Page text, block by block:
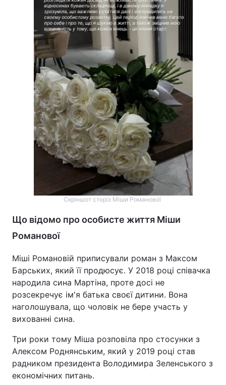
Скріншот сторіз Міши Романової
Що відомо про особисте життя Міши
Романової
Міші Романовій приписували роман з Максом
Барських, який її продюсує. У 2018 році співачка
народила сина Мартіна, проте досі не
розсекречує ім'я батька своєї дитини. Вона
наголошувала, що чоловік не бере участь у
вихованні сина.
Три роки тому Міша розповіла про стосунки з
Алексом Роднянським, який у 2019 році став
радником президента Володимира Зеленського з
економічних питань.